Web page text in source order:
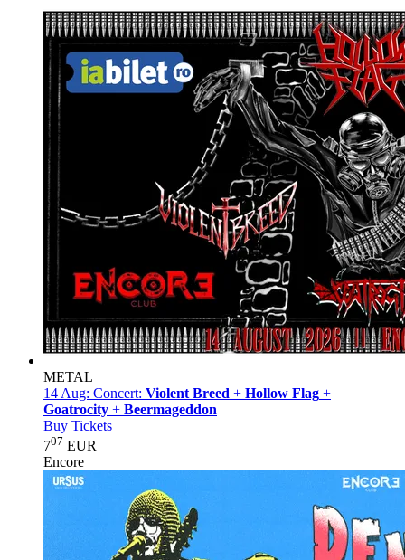
METAL
14 Aug: Concert: Violent Breed + Hollow Flag +
Goatrocity + Beermageddon
Buy Tickets
707 EUR
Encore